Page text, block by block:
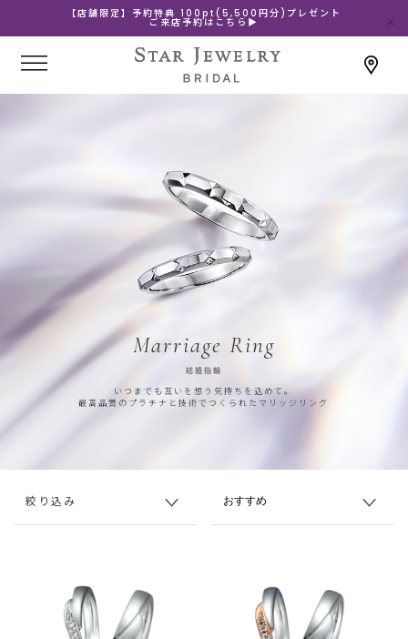
【店舗限定】予約特典 100pt(5,500円分)プレゼント
ご来店予約はこちら▶
Marriage Ring
結婚指輪
いつまでも互いを想う気持ちを込めて。
最高品質のプラチナと技術でつくられたマリッジリング
絞り込み